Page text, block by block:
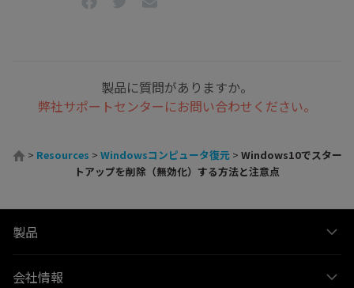
製品に質問がありますか。
弊社サポートセンターにお問い合わせください。
> Resources > Windowsコンピュータ復元> Windows10でスター
トアップを削除（無効化）する方法と注意点
製品
会社情報